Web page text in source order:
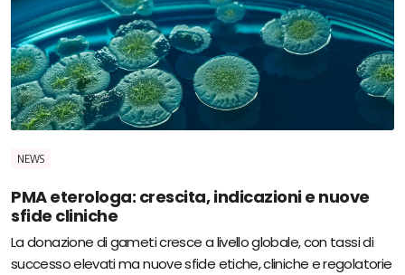
NEWS
PMA eterologa: crescita, indicazioni e nuove
sfide cliniche
La donazione di gameti cresce a livello globale, con tassi di
successo elevati ma nuove sfide etiche, cliniche e regolatorie